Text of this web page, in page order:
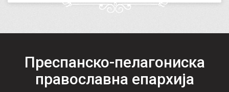
Преспанско-пелагониска
православна епархија